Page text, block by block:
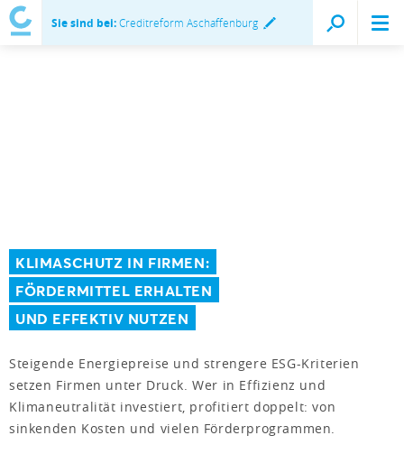
Sie sind bei:Creditreform Aschaffenburg
KLIMASCHUTZ IN FIRMEN:
FÖRDERMITTEL ERHALTEN
UND EFFEKTIV NUTZEN
Steigende Energiepreise und strengere ESG-Kriterien
setzen Firmen unter Druck. Wer in Effizienz und
Klimaneutralität investiert, profitiert doppelt: von
sinkenden Kosten und vielen Förderprogrammen.